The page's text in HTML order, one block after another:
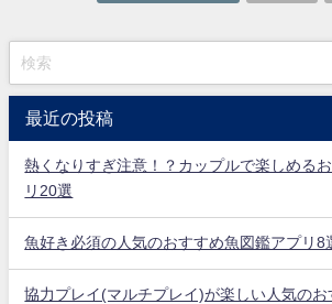
最近の投稿
熱くなりすぎ注意！？カップルで楽しめる
リ20選
魚好き必須の人気のおすすめ魚図鑑アプリ8
協力プレイ(マルチプレイ)が楽しい人気のお